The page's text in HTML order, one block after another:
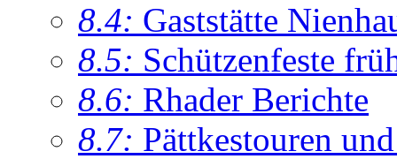
8.4: Gaststätte
8.5: Schützenfeste
8.6: Rhader Berichte
8.7: Pättkestouren